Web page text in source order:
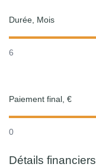
Durée, Mois
6
Paiement final, €
0
Détails financiers